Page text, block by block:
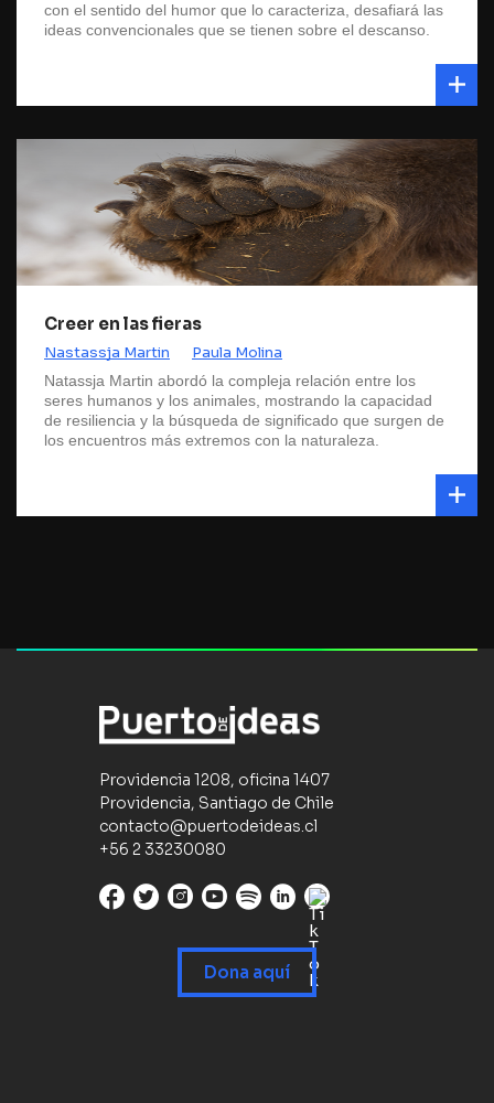
con el sentido del humor que lo caracteriza, desafiará las
ideas convencionales que se tienen sobre el descanso.
Creer en las fieras
Nastassja Martin Paula Molina
Natassja Martin abordó la compleja relación entre los
seres humanos y los animales, mostrando la capacidad
de resiliencia y la búsqueda de significado que surgen de
los encuentros más extremos con la naturaleza.
Providencia 1208, oficina 1407
Providencia, Santiago de Chile
contacto@puertodeideas.cl
+56 2 33230080
Dona aquí